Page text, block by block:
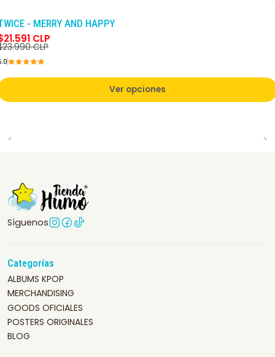
- MERRY AND HAPPY
CLP
CLP
Ver opciones
Síguenos
Categorías
ALBUMS KPOP
MERCHANDISING
GOODS OFICIALES
POSTERS ORIGINALES
BLOG